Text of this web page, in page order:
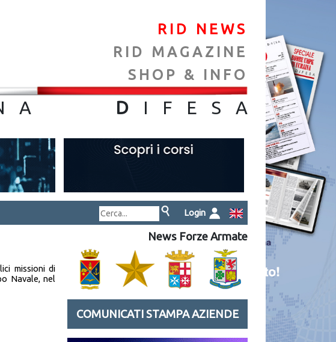
RID NEWS
RID MAGAZINE
SHOP & INFO
D IFES A
Login
missioni di
Navale, nel
News Forze Armate
COMUNICATI STAMPA AZIENDE